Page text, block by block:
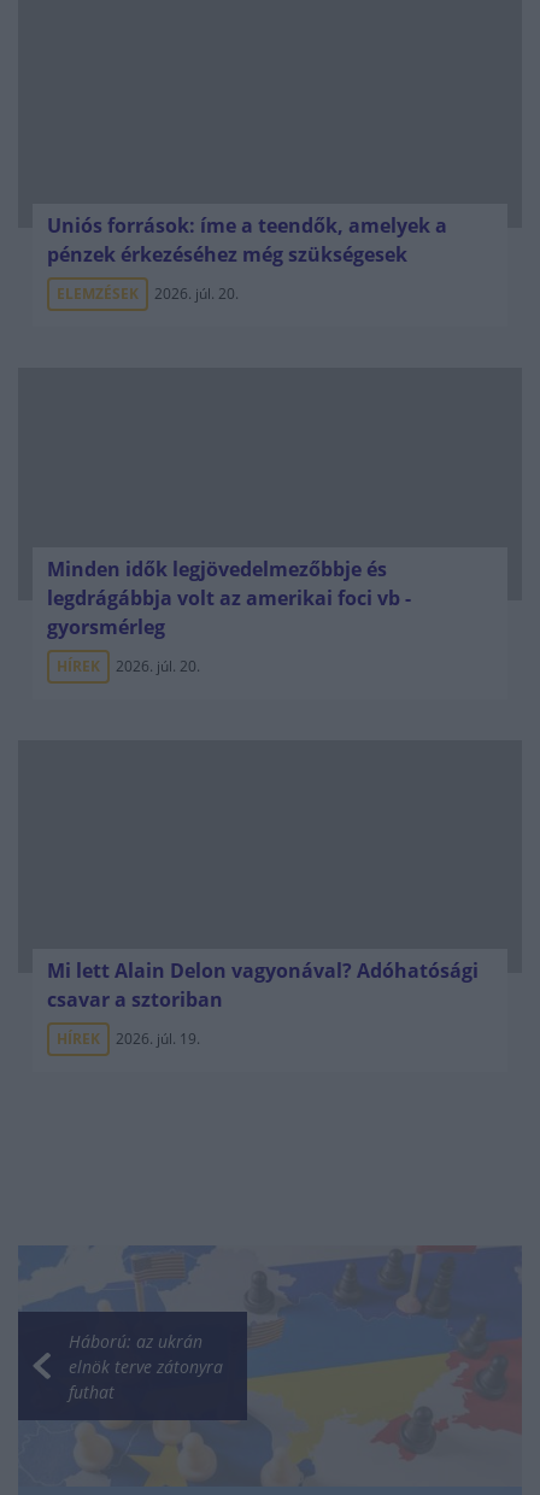
Uniós források: íme a teendők, amelyek a
pénzek érkezéséhez még szükségesek
ELEMZÉSEK 2026. júl. 20.
Minden idők legjövedelmezőbbje és
legdrágábbja volt az amerikai foci vb -
gyorsmérleg
HÍREK 2026. júl. 20.
Mi lett Alain Delon vagyonával? Adóhatósági
csavar a sztoriban
HÍREK 2026. júl. 19.
Háború: az ukrán
elnök terve zátonyra
futhat